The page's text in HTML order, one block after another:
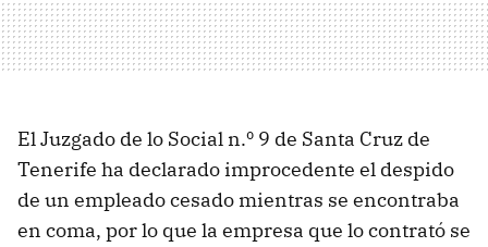
El Juzgado de lo Social n.º 9 de Santa Cruz de
Tenerife ha declarado improcedente el despido
de un empleado cesado mientras se encontraba
en coma, por lo que la empresa que lo contrató se